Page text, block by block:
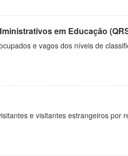
em Educação
e vagos dos níveis de
e visitantes estrangeiros por